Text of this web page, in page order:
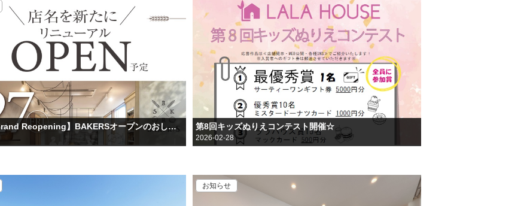
【2/27 Grand Reopening】BAKERSオープンのおしらせ～群馬県高崎市末広町LALAPARK～ 第8回キッズぬりえコンテスト開催☆
2026-02-28
お知らせ